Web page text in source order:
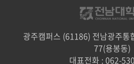
광주캠퍼스 (61186) 전남광주통
77(용봉동)
대표전화 : 062-